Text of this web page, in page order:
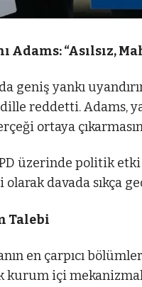
Adams: “Asılsız,
geniş yankı
reddetti. Adams,
ortaya
üzerinde politik
davada sıkça
Talebi
en çarpıcı
kurum içi